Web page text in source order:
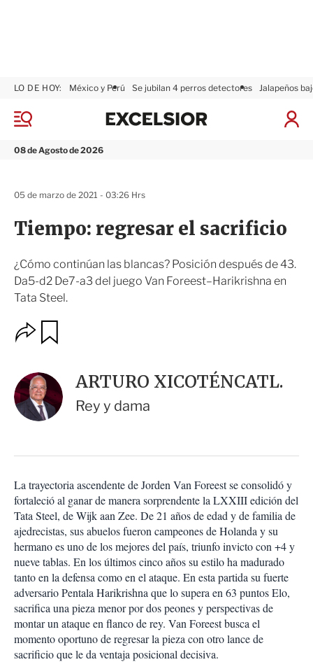
M
n
08 de Agosto de 2026
LO DE HOY: México y Perú Se jubilan 4 perros detectores Jalapeños
I
i
ó
x
Tiempo: regresar el sacrificio
¿Cómo continúan las blancas? Posición después de 43.
Da5-d2 De7-a3 del juego Van Foreest–Harikrishna en
Tata Steel.
05 de marzo de 2021 - 03:26 Hrs
O
p
o
n
e
s
c
m
p
a
t
i
r
a
r
ARTURO XICOTÉNCATL.
Rey y dama
La trayectoria ascendente de Jorden Van Foreest se consolidó y
fortaleció al ganar de manera sorprendente la LXXIII edición del
Tata Steel, de Wijk aan Zee. De 21 años de edad y de familia de
ajedrecistas, sus abuelos fueron campeones de Holanda y su
hermano es uno de los mejores del país, triunfo invicto con +4 y
nueve tablas. En los últimos cinco años su estilo ha madurado
tanto en la defensa como en el ataque. En esta partida su fuerte
adversario Pentala Harikrishna que lo supera en 63 puntos Elo,
sacrifica una pieza menor por dos peones y perspectivas de
montar un ataque en flanco de rey. Van Foreest busca el
momento oportuno de regresar la pieza con otro lance de
sacrificio que le da ventaja posicional decisiva.